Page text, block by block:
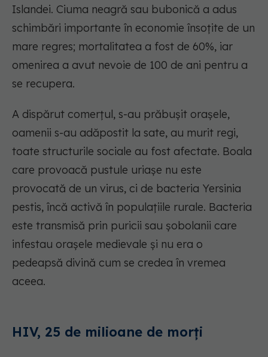
Islandei. Ciuma neagră sau bubonică a adus
schimbări importante în economie însoțite de un
mare regres; mortalitatea a fost de 60%, iar
omenirea a avut nevoie de 100 de ani pentru a
se recupera.
A dispărut comerțul, s-au prăbușit orașele,
oamenii s-au adăpostit la sate, au murit regi,
toate structurile sociale au fost afectate. Boala
care provoacă pustule uriașe nu este
provocată de un virus, ci de bacteria Yersinia
pestis, încă activă în populațiile rurale. Bacteria
este transmisă prin puricii sau șobolanii care
infestau orașele medievale și nu era o
pedeapsă divină cum se credea în vremea
aceea.
HIV, 25 de milioane de morți